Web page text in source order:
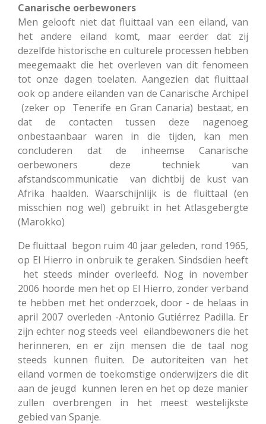
Canarische oerbewoners
Men gelooft niet dat fluittaal van een eiland, van
het andere eiland komt, maar eerder dat zij
dezelfde historische en culturele processen hebben
meegemaakt die het overleven van dit fenomeen
tot onze dagen toelaten. Aangezien dat fluittaal
ook op andere eilanden van de Canarische Archipel
(zeker op Tenerife en Gran Canaria) bestaat, en
dat de contacten tussen deze nagenoeg
onbestaanbaar waren in die tijden, kan men
concluderen dat de inheemse Canarische
oerbewoners deze techniek van
afstandscommunicatie van dichtbij de kust van
Afrika haalden. Waarschijnlijk is de fluittaal (en
misschien nog wel) gebruikt in het Atlasgebergte
(Marokko)
De fluittaal begon ruim 40 jaar geleden, rond 1965,
op El Hierro in onbruik te geraken. Sindsdien heeft
het steeds minder overleefd. Nog in november
2006 hoorde men het op El Hierro, zonder verband
te hebben met het onderzoek, door - de helaas in
april 2007 overleden -Antonio Gutiérrez Padilla. Er
zijn echter nog steeds veel eilandbewoners die het
herinneren, en er zijn mensen die de taal nog
steeds kunnen fluiten. De autoriteiten van het
eiland vormen de toekomstige onderwijzers die dit
aan de jeugd kunnen leren en het op deze manier
zullen overbrengen in het meest westelijkste
gebied van Spanje.